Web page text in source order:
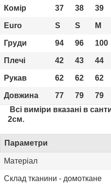
Комір 37 38 39
Euro S S М
Груди 94 96 100
Плечі 42 43 44
Рукав 62 62 62
Довжина 77 79 79
Всі виміри вказані в
2см.
Параметри
Матеріал
Склад тканини - домоткане